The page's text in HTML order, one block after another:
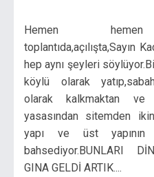
Hemen
toplantıda,açılışta,Sayın
hep aynı şeyleri
köylü olarak
olarak kalkmaktan ve
yasasından sitemden
yapı ve üst yapının
bahsediyor.BUNLARI
GINA GELDİ ARTIK....